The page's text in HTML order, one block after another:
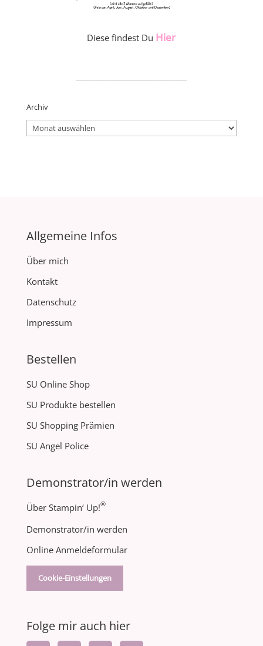
Diese findest Du Hier
Archiv
Archiv
Allgemeine Infos
Über mich
Kontakt
Datenschutz
Impressum
Bestellen
SU Online Shop
SU Produkte bestellen
SU Shopping Prämien
SU Angel Police
Demonstrator/in werden
Über Stampin‘ Up!®
Demonstrator/in werden
Online Anmeldeformular
Cookie-Einstellungen
Folge mir auch hier